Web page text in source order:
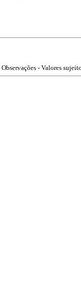
Observações - Valores